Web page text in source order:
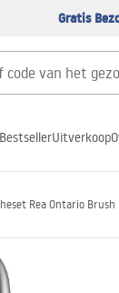
Gratis
BestsellerUitverkoop
Rea Ontario Brush